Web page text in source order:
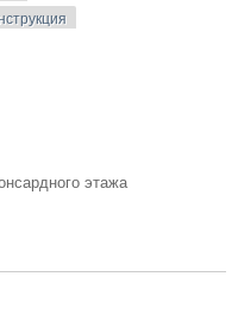
этажа